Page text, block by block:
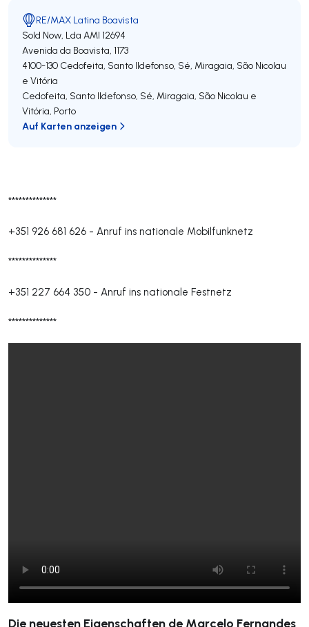
**************
+351 926 681 626 - Anruf ins nationale Mobilfunknetz
**************
+351 227 664 350 - Anruf ins nationale Festnetz
**************
Die neuesten Eigenschaften de Marcelo Fernandes
RE/MAX Latina Boavista
Sold Now, Lda AMI 12694
Avenida da Boavista, 1173
4100-130 Cedofeita, Santo Ildefonso, Sé, Miragaia, São Nicolau
e Vitória
Cedofeita, Santo Ildefonso, Sé, Miragaia, São Nicolau e
Vitória, Porto
Auf Karten anzeigen